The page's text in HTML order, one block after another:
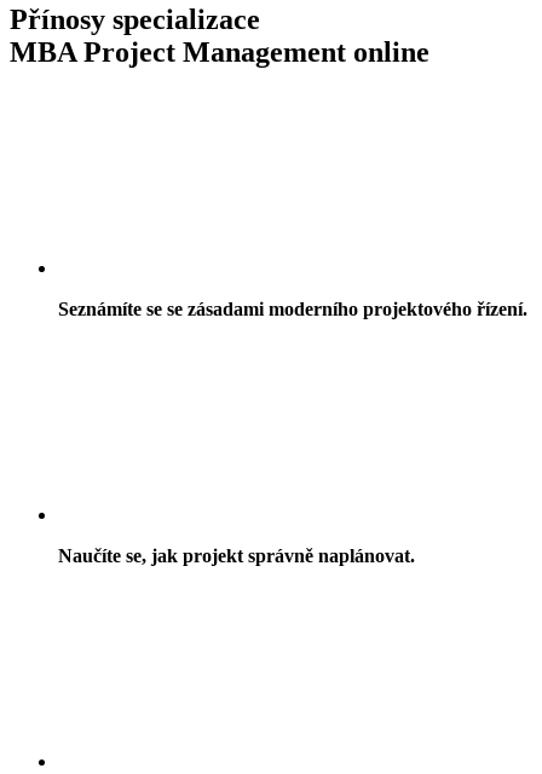
Přínosy specializace
MBA Project Management online
Seznámíte se se zásadami moderního projektového řízení.
Naučíte se, jak projekt správně naplánovat.